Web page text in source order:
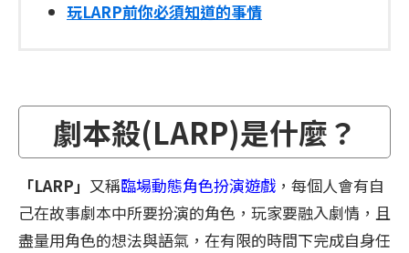
玩LARP前你必須知道的事情
劇本殺(LARP)是什麼？
「LARP」 又稱臨場動態角色扮演遊戲 ，每個人會有自
己在故事劇本中所要扮演的角色，玩家要融入劇情，且
盡量用角色的想法與語氣，在有限的時間下完成自身任